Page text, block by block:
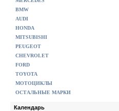
BMW
AUDI
HONDA
MITSUBISHI
PEUGEOT
CHEVROLET
FORD
TOYOTA
МОТОЦИКЛЫ
ОСТАЛЬНЫЕ МАРКИ
Календарь